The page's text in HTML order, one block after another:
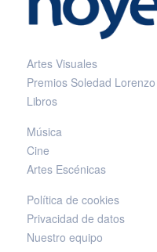
Artes Visuales
Premios Soledad Lorenzo
Libros
Música
Cine
Artes Escénicas
Política de cookies
Privacidad de datos
Nuestro equipo